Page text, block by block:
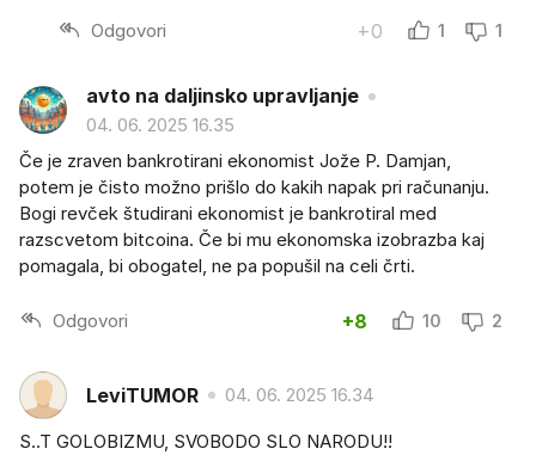
Odgovori +0 1 1
avto na daljinsko upravljanje
04. 06. 2025 16.35
Če je zraven bankrotirani ekonomist Jože P. Damjan,
potem je čisto možno prišlo do kakih napak pri računanju.
Bogi revček študirani ekonomist je bankrotiral med
razscvetom bitcoina. Če bi mu ekonomska izobrazba kaj
pomagala, bi obogatel, ne pa popušil na celi črti.
Odgovori +8 10 2
LeviTUMOR 04. 06. 2025 16.34
S..T GOLOBIZMU, SVOBODO SLO NARODU!!